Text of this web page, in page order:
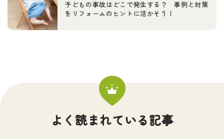
子どもの事故はどこで発生する？ 事例と対策
をリフォームのヒントに活かそう！
よく読まれている記事